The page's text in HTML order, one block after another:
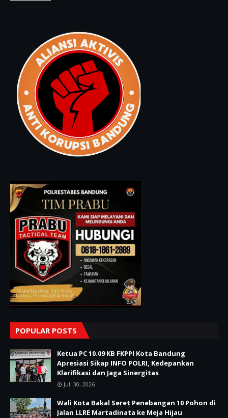
POPULAR POSTS
Ketua PC 10.09 KB FKPPI Kota Bandung
Apresiasi Sikap INFO POLRI, Kedepankan
Klarifikasi dan Jaga Sinergitas
Juli 30, 2026
Wali Kota Bakal Seret Penebangan 10 Pohon di
Jalan LLRE Martadinata ke Meja Hijau